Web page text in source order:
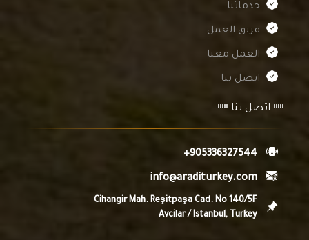
خدماتنا
فريق العمل
العمل معنا
اتصل بنا
اتصل بنا
+905336327544
info@araditurkey.com
Cihangir Mah. Reşitpaşa Cad. No 140/5F
Avcilar / Istanbul, Turkey